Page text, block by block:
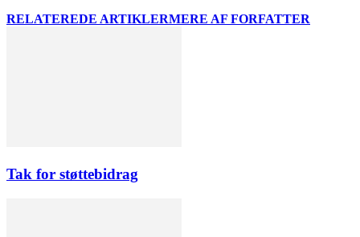
RELATEREDE ARTIKLERMERE AF FORFATTER
Tak for støttebidrag